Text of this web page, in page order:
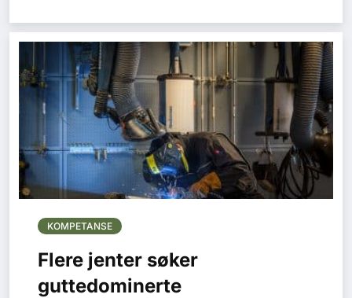
KOMPETANSE
Flere jenter søker
guttedominerte